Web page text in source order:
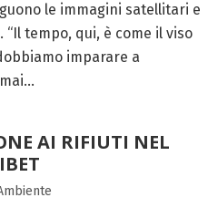
le immagini satellitari e
tempo, qui, è come il viso
imparare a
AI RIFIUTI NEL